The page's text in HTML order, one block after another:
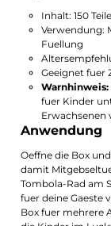
Inhalt: 150
Verwendung:
Fuellung
Geeignet fuer
Warnhinweis:
fuer Kinder
Erwachsenen
Anwendung
Oeffne die Box
damit
Tombola-Rad am
fuer deine Gaeste
Box fuer mehrere